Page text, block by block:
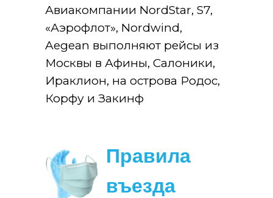
Авиакомпании NordStar, S7,
«Аэрофлот», Nordwind,
Aegean выполняют рейсы из
Москвы в Афины, Салоники,
Ираклион, на острова Родос,
Корфу и Закинф
Правила
въезда